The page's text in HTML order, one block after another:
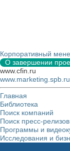
Корпоративный
О завершении
www.cfin.ru
www.marketing.spb.ru
Главная
Библиотека
Поиск компаний
Поиск пресс-релизов
Программы и
Исследования и